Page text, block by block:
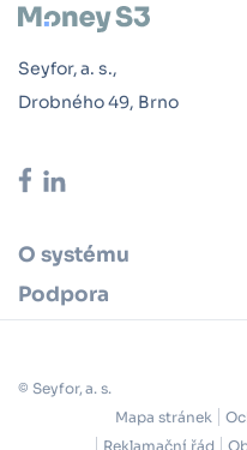
Seyfor, a. s.,
Drobného 49, Brno
O systému
Podpora
© Seyfor, a. s.
Mapa stránek
Reklamační řád